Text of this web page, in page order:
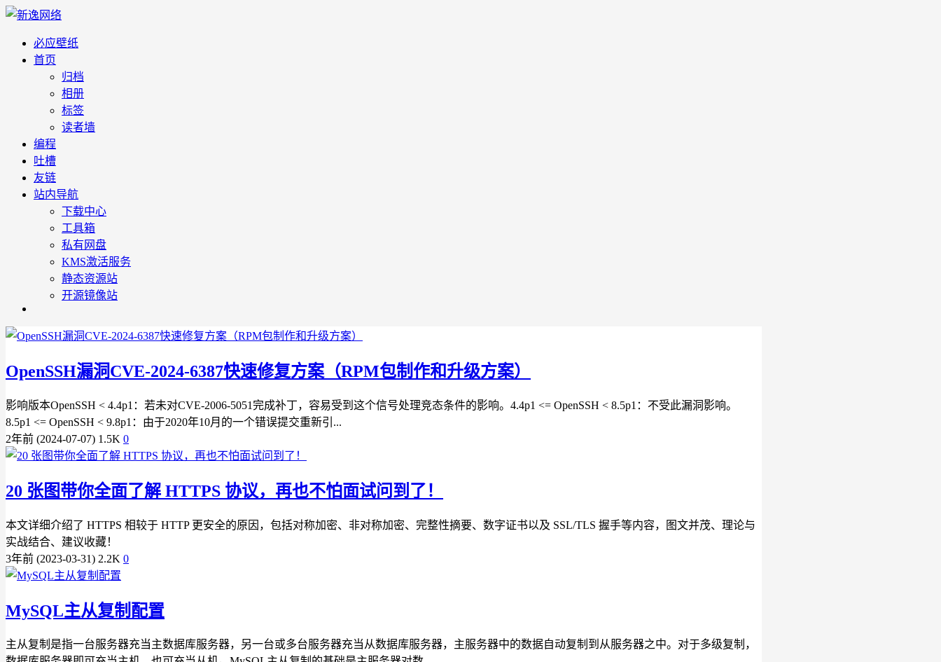
必应壁纸
首页
归档
相册
标签
读者墙
编程
吐槽
友链
站内导航
下载中心
工具箱
私有网盘
KMS激活服务
静态资源站
开源镜像站
OpenSSH漏洞CVE-2024-6387快速修复方案（RPM包制作和升级方案）
影响版本OpenSSH < 4.4p1：若未对CVE-2006-5051完成补丁，容易受到这个信号处理竞态条件的影响。4.4p1 <= OpenSSH < 8.5p1：不受此漏洞影响。
8.5p1 <= OpenSSH < 9.8p1：由于2020年10月的一个错误提交重新引...
2年前 (2024-07-07) 1.5K 0
20 张图带你全面了解 HTTPS 协议，再也不怕面试问到了！
本文详细介绍了 HTTPS 相较于 HTTP 更安全的原因，包括对称加密、非对称加密、完整性摘要、数字证书以及 SSL/TLS 握手等内容，图文并茂、理论与
实战结合、建议收藏！
3年前 (2023-03-31) 2.2K 0
MySQL主从复制配置
主从复制是指一台服务器充当主数据库服务器，另一台或多台服务器充当从数据库服务器，主服务器中的数据自动复制到从服务器之中。对于多级复制，